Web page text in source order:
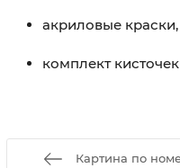
акриловые
комплект кисточек
Картина по